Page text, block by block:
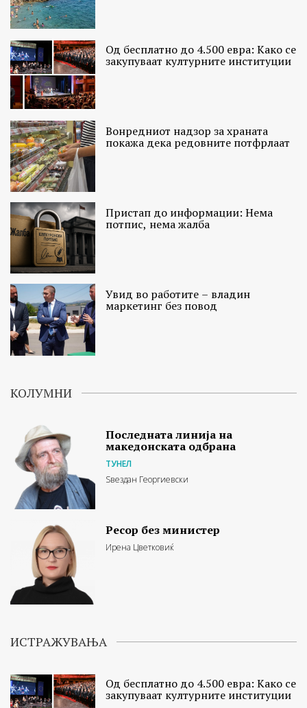
Од бесплатно до 4.500 евра: Како се
закупуваат културните институции
Вонредниот надзор за храната
покажа дека редовните потфрлаат
Пристап до информации: Нема
потпис, нема жалба
Увид во работите – владин
маркетинг без повод
КОЛУМНИ
Последната линија на
македонската одбрана
ТУНЕЛ
Ѕвездан Георгиевски
Ресор без министер
Ирена Цветковиќ
ИСТРАЖУВАЊА
Од бесплатно до 4.500 евра: Како се
закупуваат културните институции